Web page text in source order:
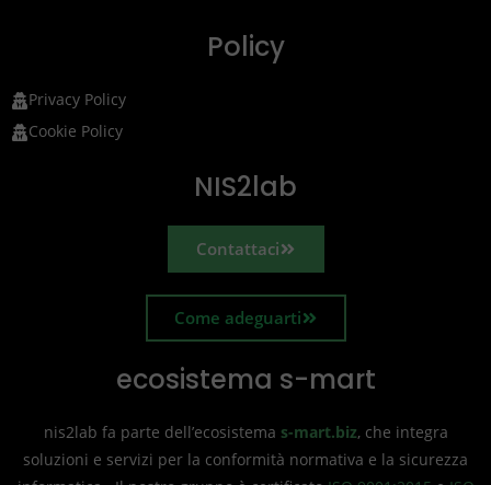
Policy
Privacy Policy
Cookie Policy
NIS2lab
Contattaci
Come adeguarti
ecosistema s-mart
nis2lab fa parte dell’ecosistema s-mart.biz, che integra
soluzioni e servizi per la conformità normativa e la sicurezza